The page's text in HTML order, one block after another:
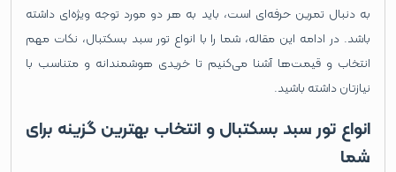
به دنبال تمرین حرفه‌ای است، باید به هر دو مورد توجه ویژه‌ای داشته
باشد. در ادامه این مقاله، شما را با انواع تور سبد بسکتبال، نکات مهم
انتخاب و قیمت‌ها آشنا می‌کنیم تا خریدی هوشمندانه و متناسب با
نیازتان داشته باشید.
انواع تور سبد بسکتبال و انتخاب بهترین گزینه برای
شما